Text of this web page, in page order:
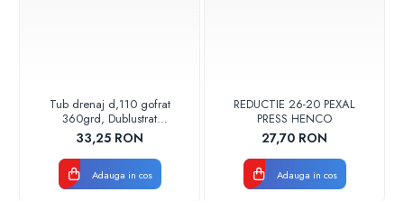
Tub drenaj d,110 gofrat
360grd, Dublustrat
verde/negru 110152 Drainkit
33,25 RON
Adauga in cos
REDUCTIE 26-20 PEXAL
PRESS HENCO
27,70 RON
Adauga in cos